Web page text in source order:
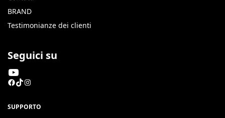
BRAND
Testimonianze dei clienti
Seguici su
SUPPORTO